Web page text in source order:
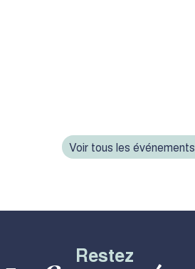
Voir tous les événements
Restez